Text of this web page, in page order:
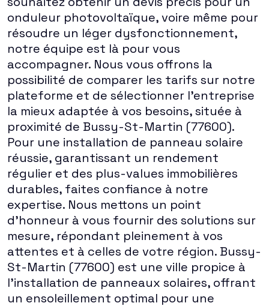
onduleur photovoltaïque, voire même pour
résoudre un léger dysfonctionnement,
notre équipe est là pour vous
accompagner. Nous vous offrons la
possibilité de comparer les tarifs sur notre
plateforme et de sélectionner l'entreprise
la mieux adaptée à vos besoins, située à
proximité de Bussy-St-Martin (77600).
Pour une installation de panneau solaire
réussie, garantissant un rendement
régulier et des plus-values immobilières
durables, faites confiance à notre
expertise. Nous mettons un point
d'honneur à vous fournir des solutions sur
mesure, répondant pleinement à vos
attentes et à celles de votre région. Bussy-
St-Martin (77600) est une ville propice à
l'installation de panneaux solaires, offrant
un ensoleillement optimal pour une